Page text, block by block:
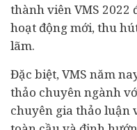
thành viên VMS 2022
hoạt động mới, thu
lãm.
Đặc biệt, VMS năm
thảo chuyên ngành
chuyên gia thảo luận